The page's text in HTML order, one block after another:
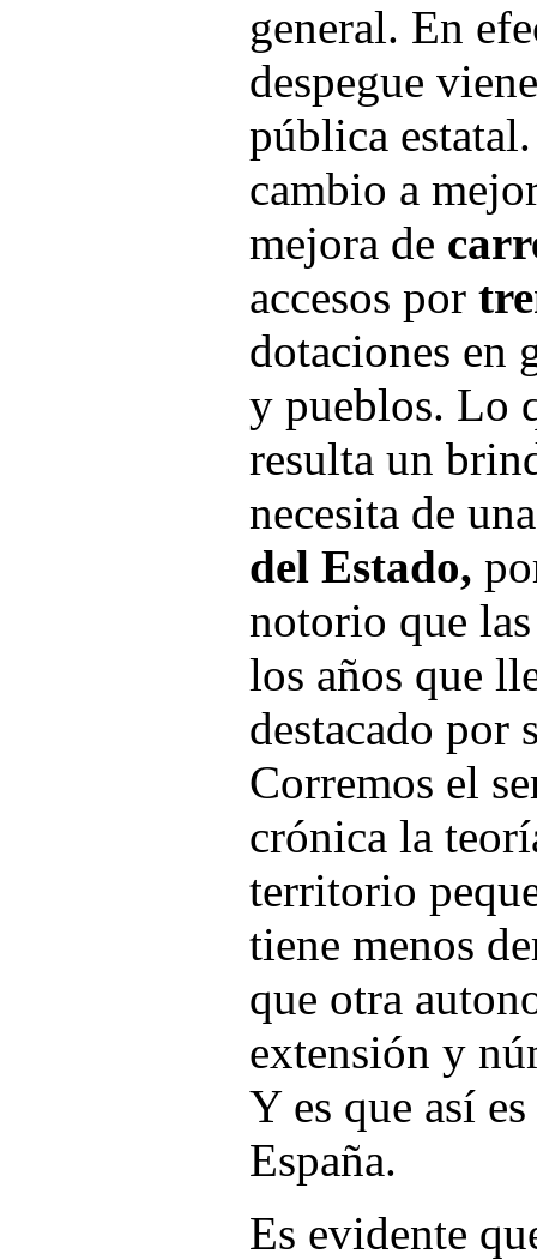
general. En
despegue
pública
cambio a
mejora de
accesos por
dotaciones en
y pueblos. Lo
resulta un
necesita de
del Estado,
notorio que
los años que
destacado por
Corremos el
crónica la
territorio
tiene menos
que otra
extensión y
Y es que así
España.
Es evidente